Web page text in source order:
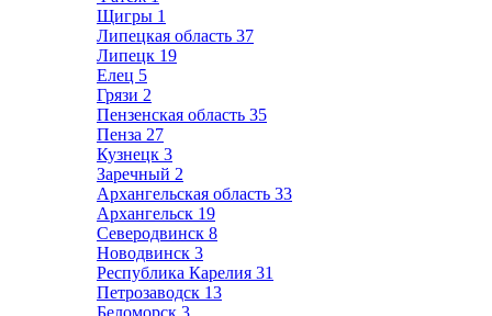
Щигры 1
Липецкая область 37
Липецк 19
Елец 5
Грязи 2
Пензенская область 35
Пенза 27
Кузнецк 3
Заречный 2
Архангельская область 33
Архангельск 19
Северодвинск 8
Новодвинск 3
Республика Карелия 31
Петрозаводск 13
Беломорск 3